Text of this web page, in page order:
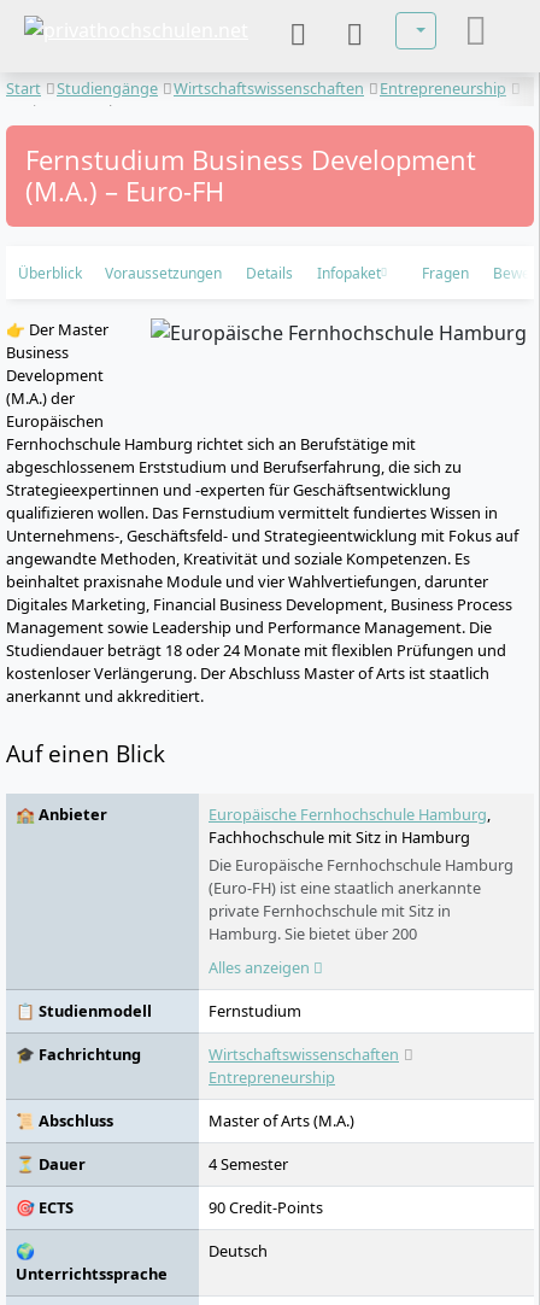
Sprache
Start Studiengänge Wirtschaftswissenschaften
Entrepreneurship
Business Development
Fernstudium Business Development
(M.A.) – Euro-FH
Überblick Voraussetzungen Details Infopaket Fragen
👉 Der Master
Business
Development
(M.A.) der
Europäischen
Fernhochschule Hamburg richtet sich an Berufstätige mit
abgeschlossenem Erststudium und Berufserfahrung, die sich zu
Strategieexpertinnen und -experten für Geschäftsentwicklung
qualifizieren wollen. Das Fernstudium vermittelt fundiertes Wissen in
Unternehmens-, Geschäftsfeld- und Strategieentwicklung mit Fokus auf
angewandte Methoden, Kreativität und soziale Kompetenzen. Es
beinhaltet praxisnahe Module und vier Wahlvertiefungen, darunter
Digitales Marketing, Financial Business Development, Business Process
Management sowie Leadership und Performance Management. Die
Studiendauer beträgt 18 oder 24 Monate mit flexiblen Prüfungen und
kostenloser Verlängerung. Der Abschluss Master of Arts ist staatlich
anerkannt und akkreditiert.
Auf einen Blick
🏫 Anbieter Europäische Fernhochschule Hamburg,
Fachhochschule mit Sitz in Hamburg
Die Europäische Fernhochschule Hamburg
(Euro-FH) ist eine staatlich anerkannte
private Fernhochschule mit Sitz in
Hamburg. Sie bietet über 200
Studienprogramme in verschiedenen
Fachbereichen an – berufsbegleitend,
flexibel und digital. Als Teil der Klett Gruppe
Betreuung, innovative Lernformate wie die
KI-Lernbegleiterin KILEA und internationale
Studienoptionen. Die Euro-FH ermöglicht
ein Studium auch ohne Abitur sowie den
Zugang zum Masterstudium ohne
Erststudium.
Alles anzeigen
📋 Studienmodell
Fernstudium
🎓 Fachrichtung
Wirtschaftswissenschaften
Entrepreneurship
📜 Abschluss
Master of Arts (M.A.)
⏳ Dauer
4 Semester
🎯 ECTS
90 Credit-Points
🌍
Unterrichtssprache
Deutsch